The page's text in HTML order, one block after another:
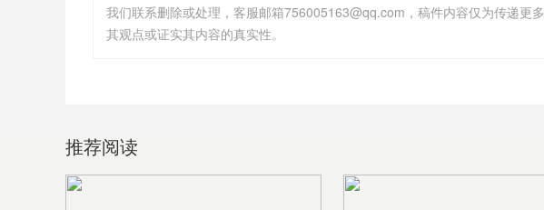
其观点或证实其内容的真实性。
推荐阅读